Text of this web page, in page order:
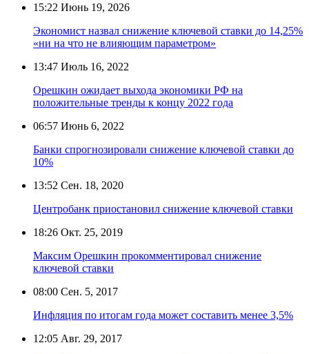
15:22 Июнь 19, 2026
Экономист назвал снижение ключевой ставки до 14,25%
«ни на что не влияющим параметром»
13:47 Июль 16, 2022
Орешкин ожидает выхода экономики РФ на
положительные тренды к концу 2022 года
06:57 Июнь 6, 2022
Банки спрогнозировали снижение ключевой ставки до
10%
13:52 Сен. 18, 2020
Центробанк приостановил снижение ключевой ставки
18:26 Окт. 25, 2019
Максим Орешкин прокомментировал снижение
ключевой ставки
08:00 Сен. 5, 2017
Инфляция по итогам года может составить менее 3,5%
12:05 Авг. 29, 2017